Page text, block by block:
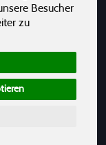
Besucher
zu